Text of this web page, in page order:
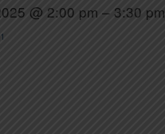
@ 2:00 pm – 3:30 pm